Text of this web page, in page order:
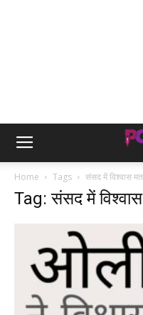
Home Tags संसद में विश्वास मत
Tag: संसद में